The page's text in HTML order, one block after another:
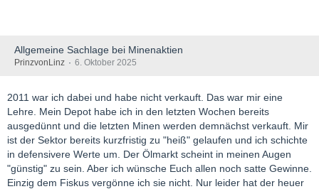
Allgemeine Sachlage bei Minenaktien
PrinzvonLinz 6. Oktober 2025
2011 war ich dabei und habe nicht verkauft. Das war mir eine
Lehre. Mein Depot habe ich in den letzten Wochen bereits
ausgedünnt und die letzten Minen werden demnächst verkauft. Mir
ist der Sektor bereits kurzfristig zu "heiß" gelaufen und ich schichte
in defensivere Werte um. Der Ölmarkt scheint in meinen Augen
"günstig" zu sein. Aber ich wünsche Euch allen noch satte Gewinne.
Einzig dem Fiskus vergönne ich sie nicht. Nur leider hat der heuer